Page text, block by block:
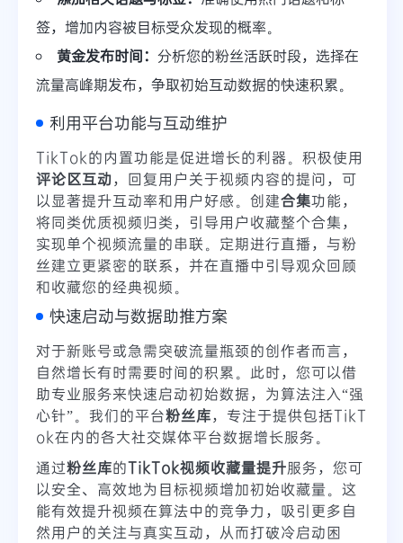
签，增加内容被目标受众发现的概率。
黄金发布时间： 分析您的粉丝活跃时段，选择在
流量高峰期发布，争取初始互动数据的快速积累。
利用平台功能与互动维护
TikTok的内置功能是促进增长的利器。积极使用
评论区互动，回复用户关于视频内容的提问，可
以显著提升互动率和用户好感。创建合集功能，
将同类优质视频归类，引导用户收藏整个合集，
实现单个视频流量的串联。定期进行直播，与粉
丝建立更紧密的联系，并在直播中引导观众回顾
和收藏您的经典视频。
快速启动与数据助推方案
对于新账号或急需突破流量瓶颈的创作者而言，
自然增长有时需要时间的积累。此时，您可以借
助专业服务来快速启动初始数据，为算法注入“强
心针”。我们的平台粉丝库，专注于提供包括TikT
ok在内的各大社交媒体平台数据增长服务。
通过粉丝库的TikTok视频收藏量提升服务，您可
以安全、高效地为目标视频增加初始收藏量。这
能有效提升视频在算法中的竞争力，吸引更多自
然用户的关注与真实互动，从而打破冷启动困